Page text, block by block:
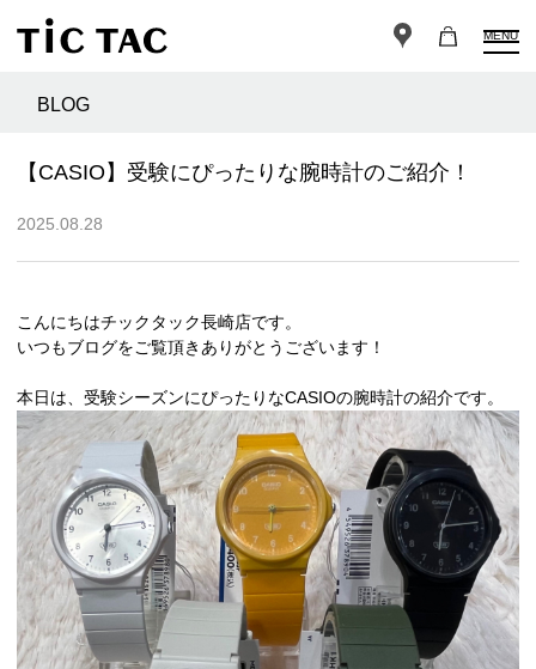
MENU
BLOG
【CASIO】受験にぴったりな腕時計のご紹介！
2025.08.28
こんにちはチックタック長崎店です。
いつもブログをご覧頂きありがとうございます！
本日は、受験シーズンにぴったりなCASIOの腕時計の紹介です。